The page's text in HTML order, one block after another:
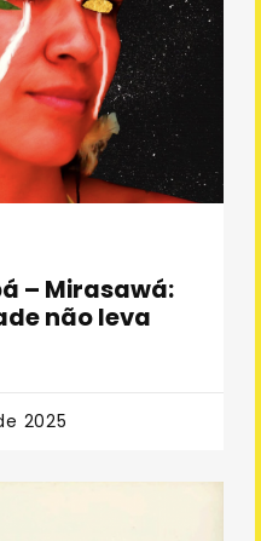
– Mirasawá:
não leva
2025